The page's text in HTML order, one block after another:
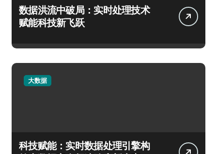
数据洪流中破局：实时处理技术
赋能科技新飞跃
大数据
科技赋能：实时数据处理引擎构